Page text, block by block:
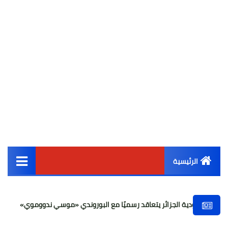
الرئيسية
أخبار مصر
الجزائر يتعاقد رسميًا مع البوروندي «موسي ندووموي» لماذا